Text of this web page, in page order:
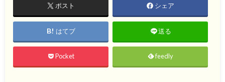
ポスト シェア
はてブ 送る
Pocket feedly